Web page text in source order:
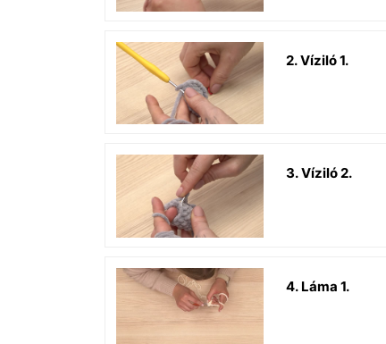
2. Víziló 1.
3. Víziló 2.
4. Láma 1.